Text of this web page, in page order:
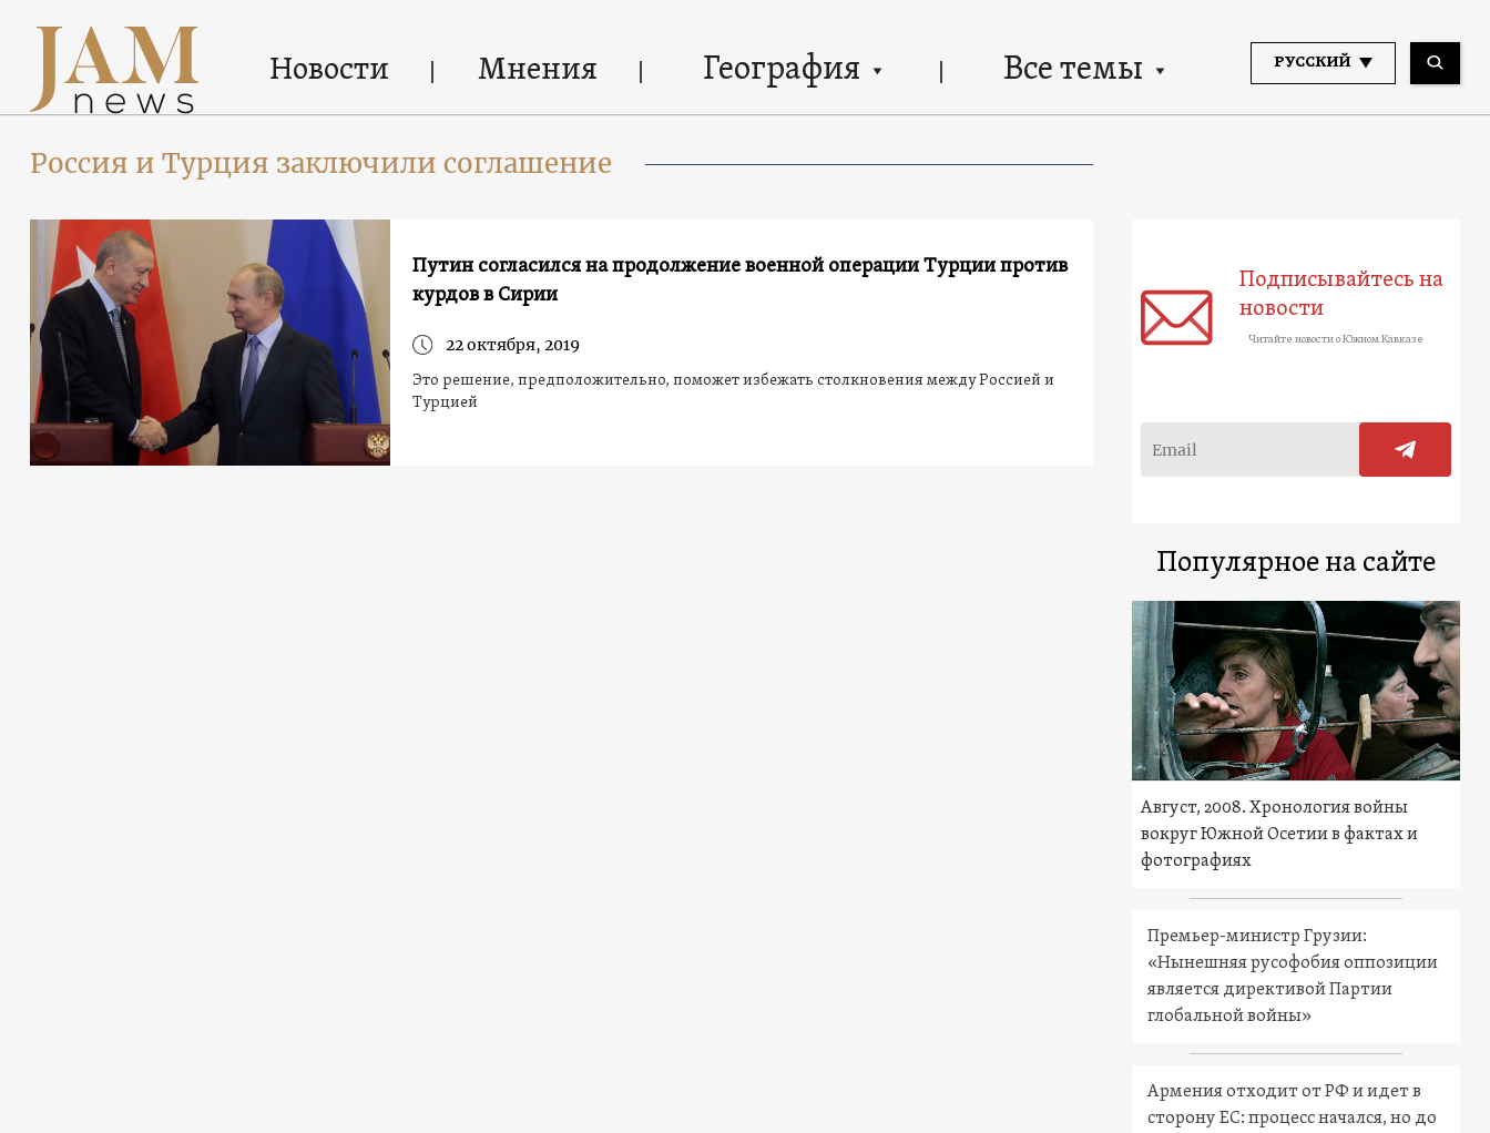
Новости Мнения География Все темы РУССКИЙ
Россия и Турция заключили соглашение
Путин согласился на продолжение военной операции Турции против
курдов в Сирии
22 октября, 2019
Это решение, предположительно, поможет избежать столкновения между Россией и
Турцией
Подписывайтесь на
новости
Читайте новости о Южном Кавказе
Популярное на сайте
Август, 2008. Хронология войны
вокруг Южной Осетии в фактах и
фотографиях
Премьер-министр Грузии:
«Нынешняя русофобия оппозиции
является директивой Партии
глобальной войны»
Армения отходит от РФ и идет в
сторону ЕС: процесс начался, но до